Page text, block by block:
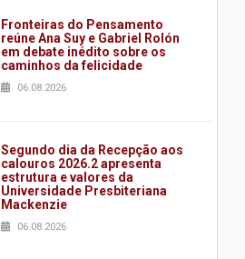
Fronteiras do Pensamento
reúne Ana Suy e Gabriel Rolón
em debate inédito sobre os
caminhos da felicidade
06.08.2026
Segundo dia da Recepção aos
calouros 2026.2 apresenta
estrutura e valores da
Universidade Presbiteriana
Mackenzie
06.08.2026